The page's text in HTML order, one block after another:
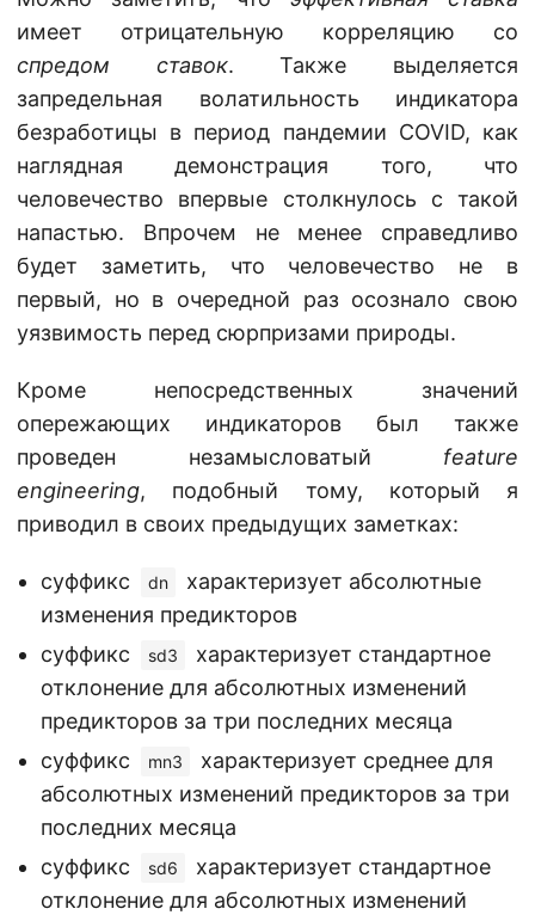
имеет отрицательную корреляцию со
спредом ставок. Также выделяется
запредельная волатильность индикатора
безработицы в период пандемии COVID, как
наглядная демонстрация того, что
человечество впервые столкнулось с такой
напастью. Впрочем не менее справедливо
будет заметить, что человечество не в
первый, но в очередной раз осознало свою
уязвимость перед сюрпризами природы.
Кроме непосредственных значений
опережающих индикаторов был также
проведен незамысловатый feature
engineering, подобный тому, который я
приводил в своих предыдущих заметках:
суффикс dn
характеризует абсолютные
изменения предикторов
суффикс
sd3
характеризует стандартное
отклонение для абсолютных изменений
предикторов за три последних месяца
суффикс
mn3
характеризует среднее для
абсолютных изменений предикторов за три
последних месяца
суффикс
sd6
характеризует стандартное
отклонение для абсолютных изменений